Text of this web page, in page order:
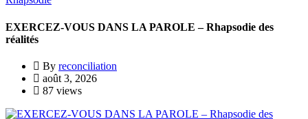
EXERCEZ-VOUS DANS LA PAROLE – Rhapsodie des
réalités
By reconciliation
août 3, 2026
87 views